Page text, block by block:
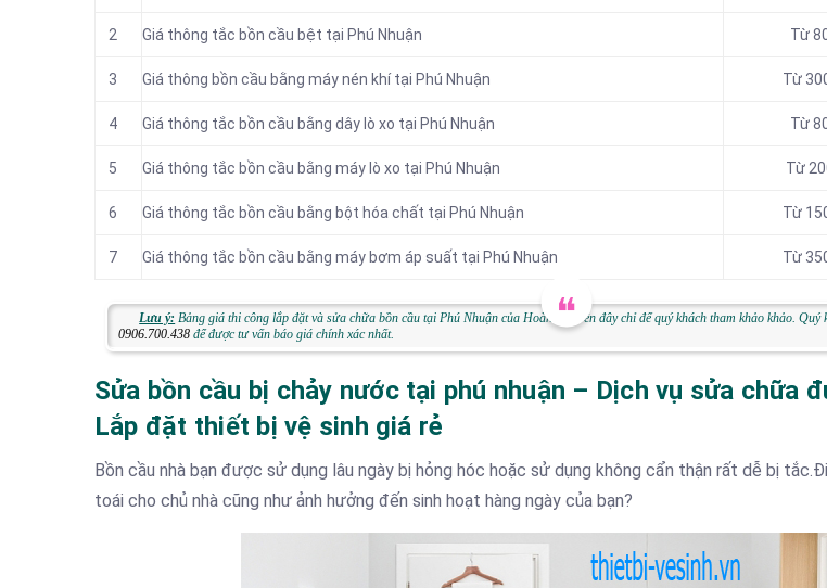
2 Giá thông tắc bồn cầu bệt tại Phú Nhuận Từ
3 Giá thông bồn cầu bằng máy nén khí tại Phú Nhuận Từ
4 Giá thông tắc bồn cầu bằng dây lò xo tại Phú Nhuận Từ
5 Giá thông tắc bồn cầu bằng máy lò xo tại Phú Nhuận Từ
6 Giá thông tắc bồn cầu bằng bột hóa chất tại Phú Nhuận Từ
7 Giá thông tắc bồn cầu bằng máy bơm áp suất tại Phú Nhuận Từ
Lưu ý: Bảng giá thi công lắp đặt và sửa chữa bồn cầu tại Phú Nhuận của Hoàn Mỹ trên đây chỉ để quý khách tham khảo khảo. Quý
0906.700.438 để được tư vấn báo giá chính xác nhất.
Sửa bồn cầu bị chảy nước tại phú nhuận – Dịch vụ sửa chữa
Lắp đặt thiết bị vệ sinh giá rẻ
Bồn cầu nhà bạn được sử dụng lâu ngày bị hỏng hóc hoặc sử dụng không cẩn thận rất dễ bị
toái cho chủ nhà cũng như ảnh hưởng đến sinh hoạt hàng ngày của bạn?